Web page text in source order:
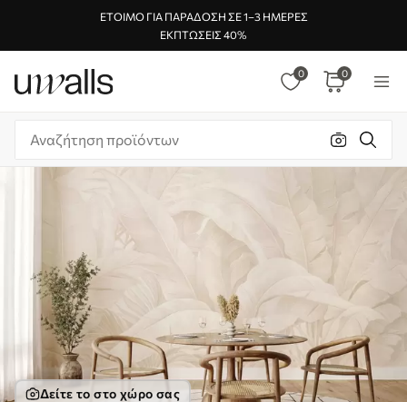
ΈΤΟΙΜΟ ΓΙΑ ΠΑΡΆΔΟΣΗ ΣΕ 1–3 ΗΜΈΡΕΣ
ΕΚΠΤΏΣΕΙΣ 40%
0 0
Δείτε το στο χώρο σας